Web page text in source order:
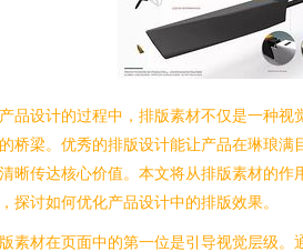
品设计的过程中，排版素材不仅是一种视
桥梁。优秀的排版设计能让产品在琳琅满
晰传达核心价值。本文将从排版素材的作
探讨如何优化产品设计中的排版效果。
素材在页面中的第一位是引导视觉层级。